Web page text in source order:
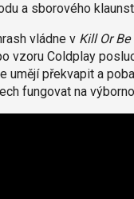
a sborového
vládne v Kill Or
vzoru Coldplay
umějí překvapit a
fungovat na